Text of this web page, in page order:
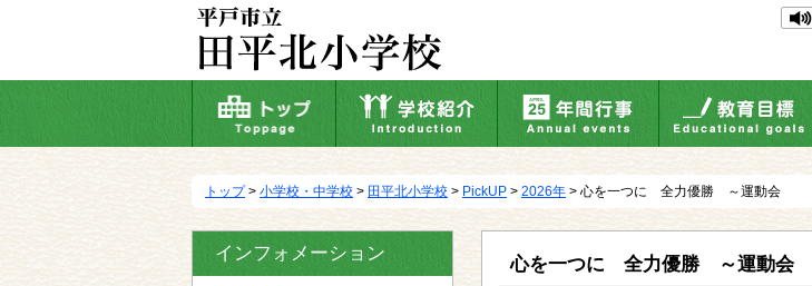
動
トップ> 小学校・中学校 > 田平北小学校 > PickUP > 2026年 > 心を一つに 全力優勝 ～運動会
心を一つに 全力優勝 ～運動会
インフォメーション